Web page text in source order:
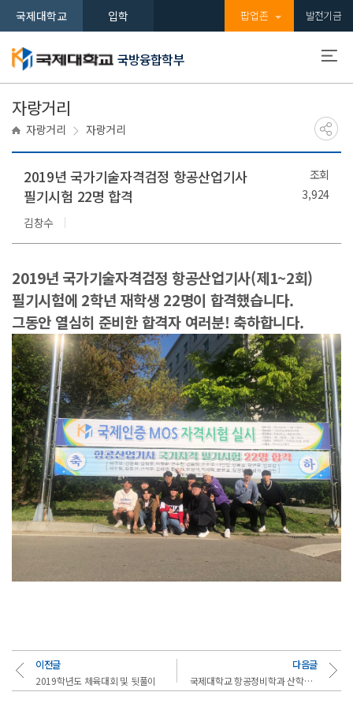
국제대학교 입학 팝업존 발전기금
국방융합학부
자랑거리 자랑거리
자랑거리
2019년 국가기술자격검정 항공산업기사
필기시험 22명 합격
조회
3,924
김창수
2019년 국가기술자격검정 항공산업기사(제1~2회)
필기시험에 2학년 재학생 22명이 합격했습니다.
그동안 열심히 준비한 합격자 여러분! 축하합니다.
이전글
2019학년도 체육대회 및 뒷풀이
다음글
국제대학교 항공정비학과 산학협력협약식